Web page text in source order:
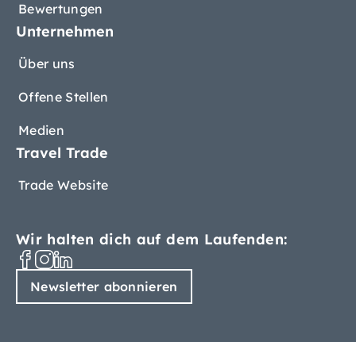
Bewertungen
Unternehmen
Über uns
Offene Stellen
Medien
Travel Trade
Trade Website
Wir halten dich auf dem Laufenden:
Newsletter abonnieren